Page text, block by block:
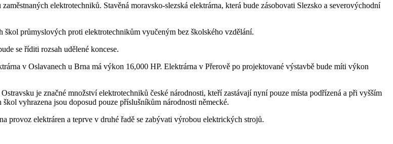
elektrotechniků. Stavěná moravsko-slezská elektrárna, která bude zásobovati Slezsko a severovýchodní
průmyslových proti elektrotechnikům vyučeným bez školského vzdělání.
se říditi rozsah udělené koncese.
v Oslavanech u Brna má výkon 16,000 HP. Elektrárna v Přerově po projektované výstavbě bude míti výkon
je značné množství elektrotechniků české národnosti, kteří zastávají nyní pouze místa podřízená a při vyšším
vyhrazena jsou doposud pouze příslušníkům národnosti německé.
provoz elektráren a teprve v druhé řadě se zabývati výrobou elektrických strojů.